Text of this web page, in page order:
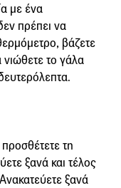
με ένα
πρέπει να
βάζετε
το γάλα
τη
ξανά και τέλος
ξανά